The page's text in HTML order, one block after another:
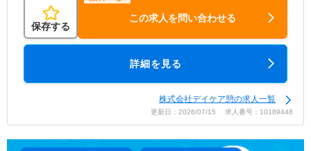
保存する
この求人を問い合わせる
詳細を見る
株式会社デイケア憩の求人一覧
更新日：2026/07/15 求人番号：10189448